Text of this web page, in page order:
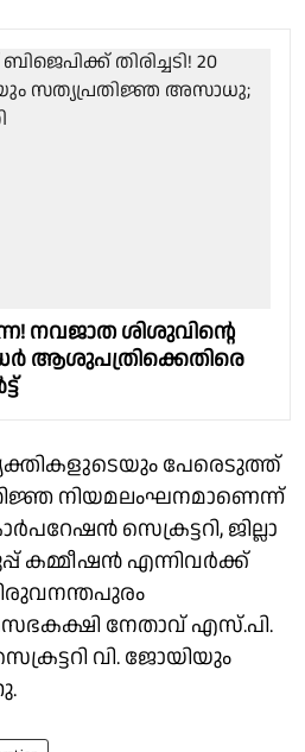
നവജാത ശിശുവിൻ്റെ
ആശുപത്രിക്കെതിരെ
പേരെടുത്ത്
നിയമലംഘനമാണെന്ന്
സെക്രട്ടറി, ജില്ലാ
കമ്മീഷൻ എന്നിവർക്ക്
നേതാവ് എസ്.പി.
വി. ജോയിയും